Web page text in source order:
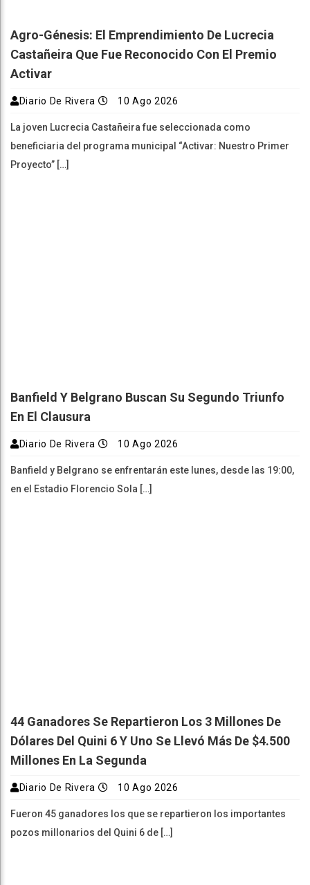
Agro-Génesis: El Emprendimiento De Lucrecia
Castañeira Que Fue Reconocido Con El Premio
Activar
Diario De Rivera 10 Ago 2026
La joven Lucrecia Castañeira fue seleccionada como
beneficiaria del programa municipal “Activar: Nuestro Primer
Proyecto” […]
Banfield Y Belgrano Buscan Su Segundo Triunfo
En El Clausura
Diario De Rivera 10 Ago 2026
Banfield y Belgrano se enfrentarán este lunes, desde las 19:00,
en el Estadio Florencio Sola […]
44 Ganadores Se Repartieron Los 3 Millones De
Dólares Del Quini 6 Y Uno Se Llevó Más De $4.500
Millones En La Segunda
Diario De Rivera 10 Ago 2026
Fueron 45 ganadores los que se repartieron los importantes
pozos millonarios del Quini 6 de […]